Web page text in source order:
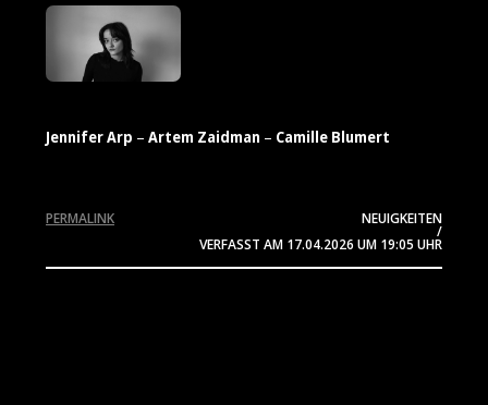
Jennifer Arp – Artem Zaidman – Camille Blumert
NEUIGKEITEN
/
VERFASST AM 17.04.2026 UM 19:05 UHR
PERMALINK